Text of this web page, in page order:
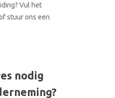
Vul het
stuur ons een
nodig